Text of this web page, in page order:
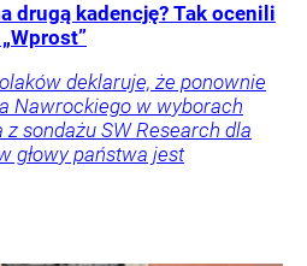
drugą kadencję? Tak ocenili
deklaruje, że ponownie
Nawrockiego w wyborach
sondażu SW Research dla
głowy państwa jest